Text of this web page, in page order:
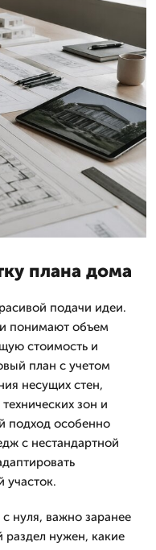
плана дома
подачи идеи.
понимают объем
стоимость и
план с учетом
несущих стен,
зон и
подход особенно
с нестандартной
участок.
нуля, важно заранее
раздел нужен, какие